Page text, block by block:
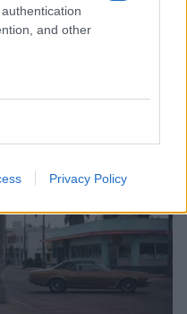
and other
Privacy Policy
con spiagge nere e